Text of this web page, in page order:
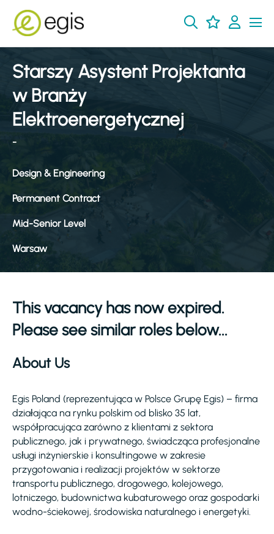
Starszy Asystent Projektanta
w Branży
Elektroenergetycznej
-
Design & Engineering
Permanent Contract
Mid-Senior Level
Warsaw
This vacancy has now expired.
Please see similar roles below...
About Us
Egis Poland (reprezentująca w Polsce Grupę Egis) – firma
działająca na rynku polskim od blisko 35 lat,
współpracująca zarówno z klientami z sektora
publicznego, jak i prywatnego, świadcząca profesjonalne
usługi inżynierskie i konsultingowe w zakresie
przygotowania i realizacji projektów w sektorze
transportu publicznego, drogowego, kolejowego,
lotniczego, budownictwa kubaturowego oraz gospodarki
wodno-ściekowej, środowiska naturalnego i energetyki.